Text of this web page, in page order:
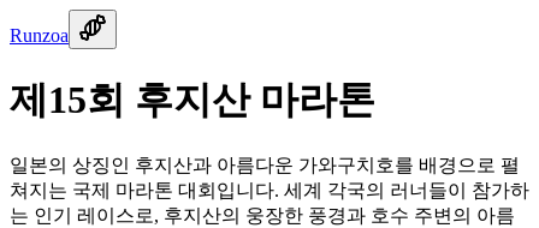
Runzoa
제15회 후지산 마라톤
일본의 상징인 후지산과 아름다운 가와구치호를 배경으로 펼
쳐지는 국제 마라톤 대회입니다. 세계 각국의 러너들이 참가하
는 인기 레이스로, 후지산의 웅장한 풍경과 호수 주변의 아름